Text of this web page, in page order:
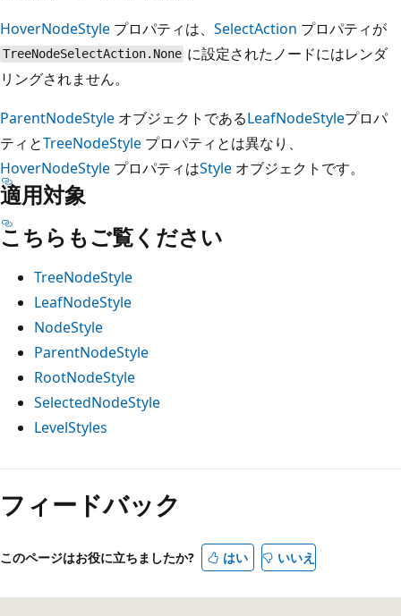
HoverNodeStyle プロパティは、 SelectAction プロパティが
TreeNodeSelectAction.None に設定されたノードにはレンダ
リングされません。
ParentNodeStyle オブジェクトであるLeafNodeStyleプロパ
ティとTreeNodeStyle プロパティとは異なり、
HoverNodeStyle プロパティはStyle オブジェクトです。
適用対象
こちらもご覧ください
TreeNodeStyle
LeafNodeStyle
NodeStyle
ParentNodeStyle
RootNodeStyle
SelectedNodeStyle
LevelStyles
フィードバック
このページはお役に立ちましたか? はい いいえ